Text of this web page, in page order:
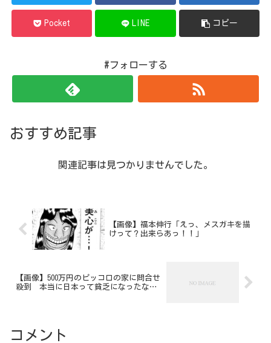
Pocket LINE コピー
#フォローする
おすすめ記事
関連記事は見つかりませんでした。
【画像】福本伸行「えっ、メスガキを描
けって？出来らあっ！！」
【画像】500万円のピッコロの家に問合せ
殺到 本当に日本って貧乏になったな…
コメント